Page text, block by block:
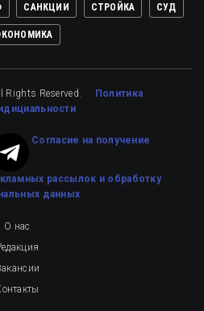
САНКЦИИ СТРОЙКА СУД
Rights Reserved. Политика
Cогласие на получение
рассылок и обработку
данных
О нас